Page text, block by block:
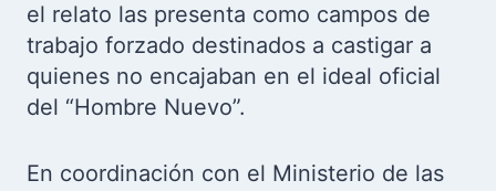
el relato las presenta como campos de
trabajo forzado destinados a castigar a
quienes no encajaban en el ideal oficial
del “Hombre Nuevo”.
En coordinación con el Ministerio de las